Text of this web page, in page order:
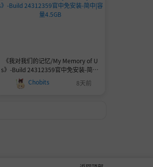
《我对我们的记忆/My Memory of U
s》-Build 24312359官中免安装-简中|
容量4.5GB
Chobits 8天前